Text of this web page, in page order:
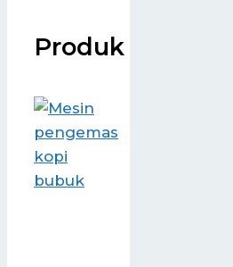
Produk